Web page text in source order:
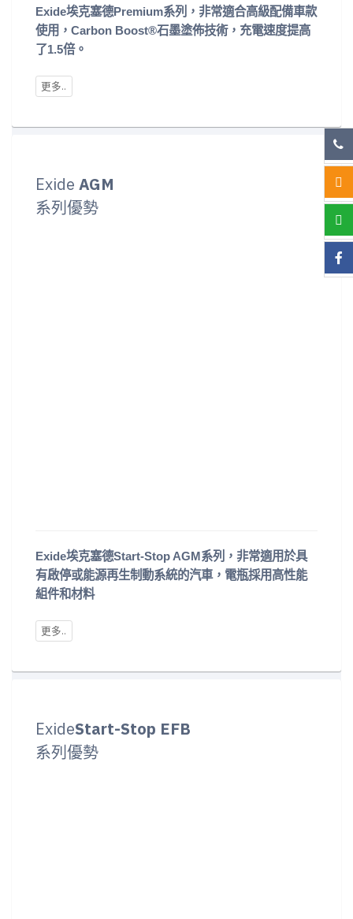
Exide埃克塞德Premium系列，非常適合高級配備車款
使用，Carbon Boost®石墨塗佈技術，充電速度提高
了1.5倍。
Exide AGM
系列優勢
Exide埃克塞德Start-Stop AGM系列，非常適用於具
有啟停或能源再生制動系統的汽車，電瓶採用高性能
組件和材料
ExideStart-Stop EFB
系列優勢